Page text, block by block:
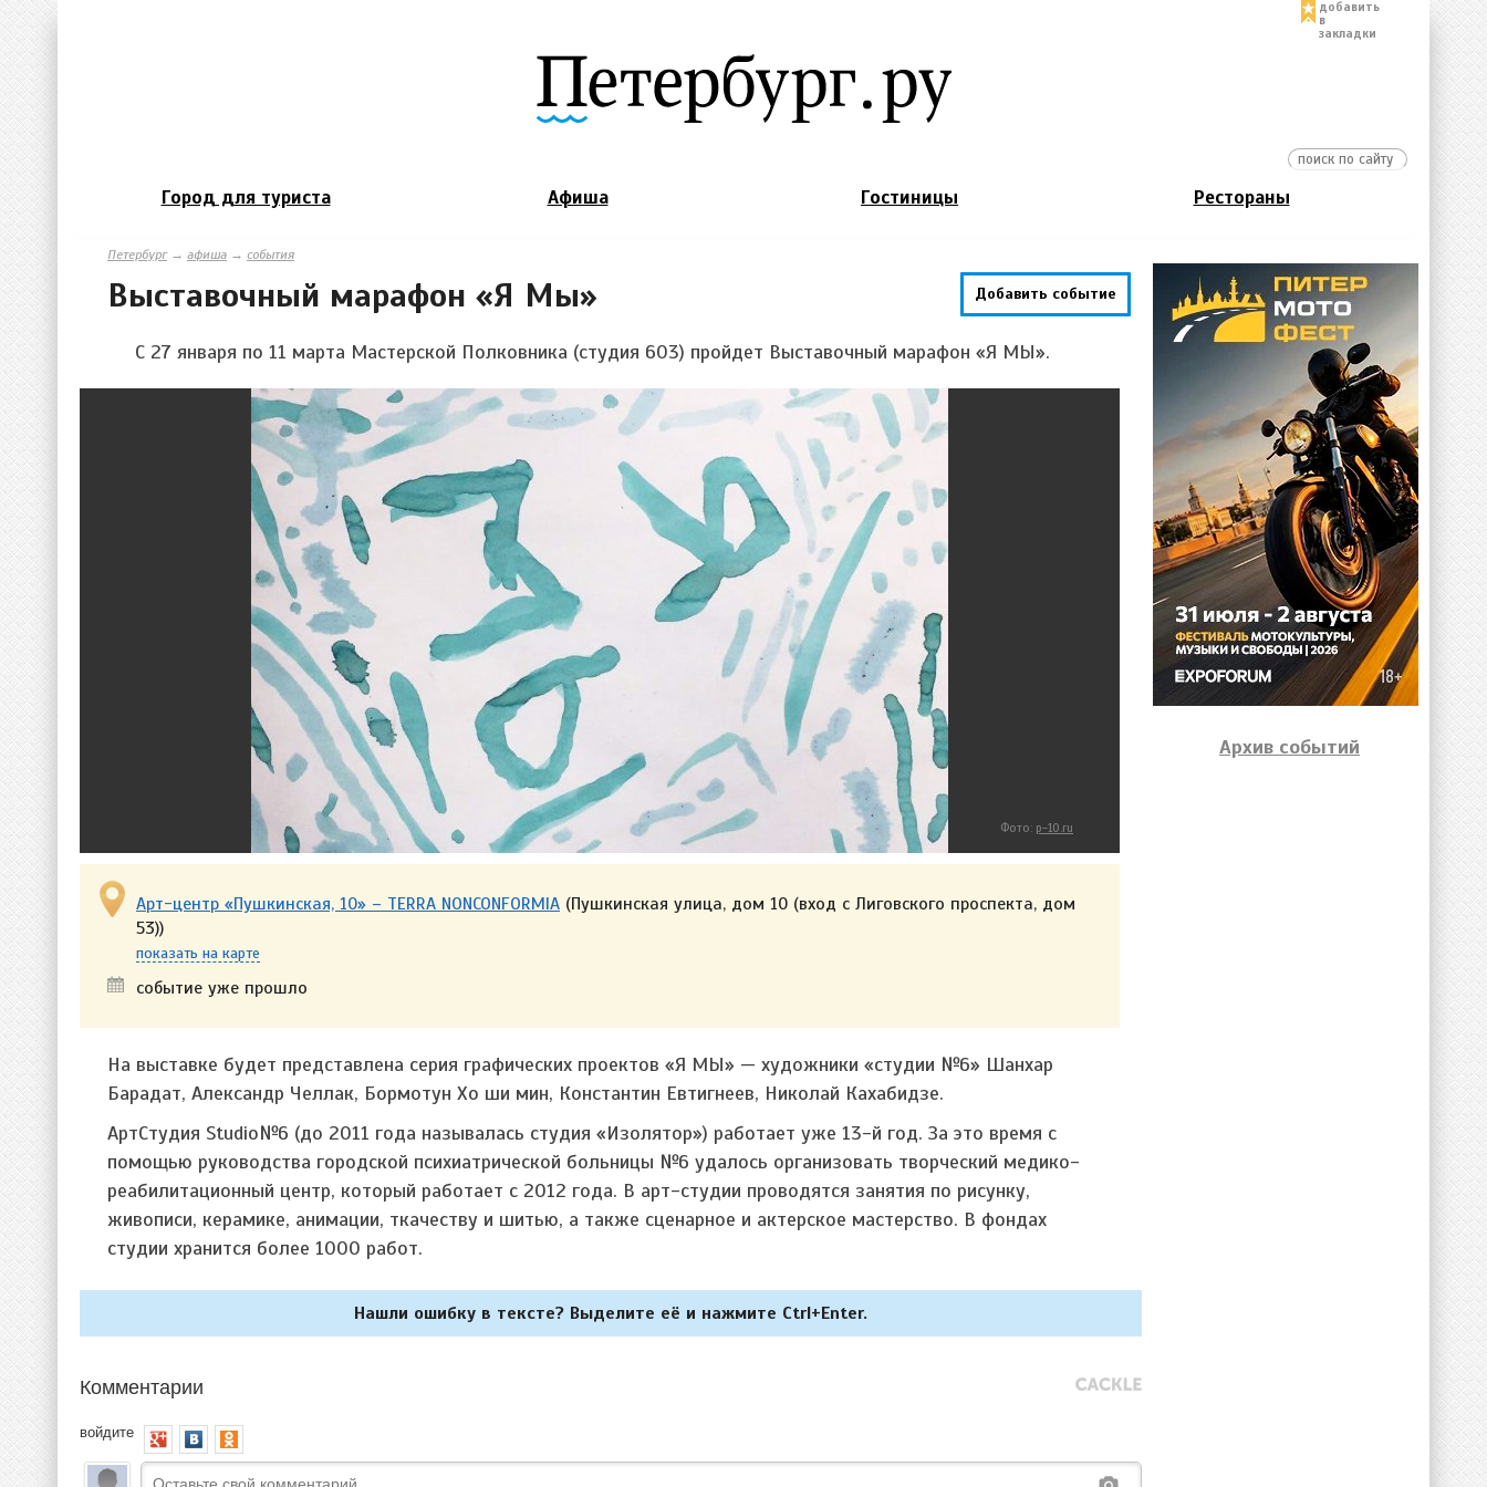
добавить
в
закладки
Город для туриста Афиша Гостиницы Рестораны
Петербург→ афиша → события
Добавить событие
Выставочный марафон «Я Мы»
С 27 января по 11 марта Мастерской Полковника (студия 603) пройдет Выставочный марафон «Я МЫ».
Фото: p-10.ru
Арт-центр «Пушкинская, 10» – TERRA NONCONFORMIA (Пушкинская улица, дом 10 (вход с Лиговского проспекта, дом
53))
показать на карте
событие уже прошло
На выставке будет представлена серия графических проектов «Я МЫ» — художники «студии №6» Шанхар
Барадат, Александр Челлак, Бормотун Хо ши мин, Константин Евтигнеев, Николай Кахабидзе.
АртСтудия Studio№6 (до 2011 года называлась студия «Изолятор») работает уже 13-й год. За это время с
помощью руководства городской психиатрической больницы №6 удалось организовать творческий медико-
реабилитационный центр, который работает с 2012 года. В арт-студии проводятся занятия по рисунку,
живописи, керамике, анимации, ткачеству и шитью, а также сценарное и актерское мастерство. В фондах
студии хранится более 1000 работ.
Нашли ошибку в тексте? Выделите её и нажмите Ctrl+Enter.
Комментарии
войдите
Архив событий